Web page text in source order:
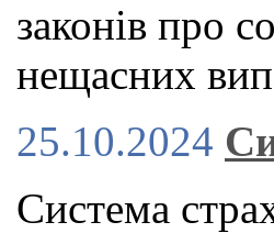
законів про
нещасних
25.10.2024
Система